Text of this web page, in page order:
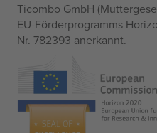
Ticombo GmbH
EU-Förderprogramms
Nr. 782393 anerkannt.